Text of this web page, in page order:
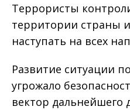
Террористы
территории страны
наступать на всех
Развитие ситуации
угрожало
вектор